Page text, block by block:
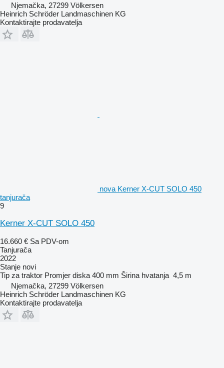
Njemačka, 27299 Völkersen
Heinrich Schröder Landmaschinen KG
Kontaktirajte prodavatelja
nova Kerner X-CUT SOLO 450
tanjurača
9
Kerner X-CUT SOLO 450
16.660 € Sa PDV-om
Tanjurača
2022
Stanje novi
Tip za traktor Promjer diska 400 mm Širina hvatanja 4,5 m
Njemačka, 27299 Völkersen
Heinrich Schröder Landmaschinen KG
Kontaktirajte prodavatelja